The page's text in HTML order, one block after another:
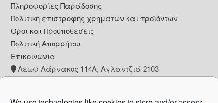
Πληροφορίες Παράδοσης
Πολιτική επιστροφής χρημάτων και προϊόντων
Όροι και Προϋποθέσεις
Πολιτική Απορρήτου
Επικοινωνία
Λεωφ Λάρνακος 114Α, Αγλαντζιά 2103